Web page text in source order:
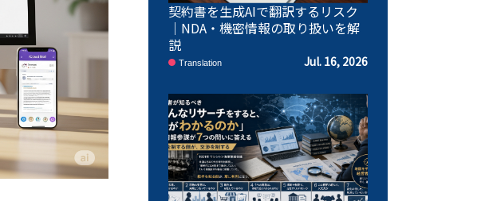
契約書を生成AIで翻訳するリスク
｜NDA・機密情報の取り扱いを解
説
Translation Jul. 16, 2026